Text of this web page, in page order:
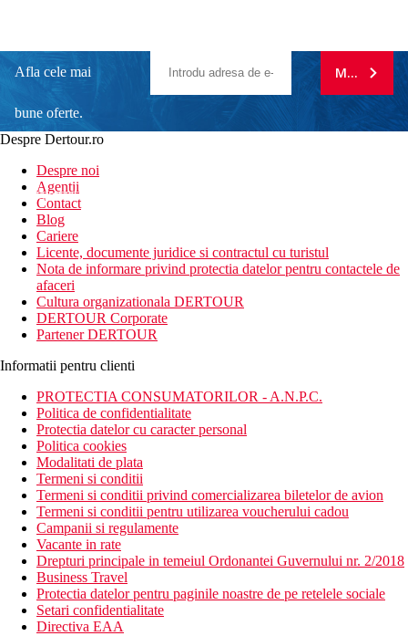
Afla cele mai
bune oferte.
newsletter!
MA
Despre Dertour.ro
Despre noi
Agentii
Contact
Blog
Cariere
Licente, documente juridice si contractul cu turistul
Nota de informare privind protectia datelor pentru contactele de
afaceri
Cultura organizationala DERTOUR
DERTOUR Corporate
Partener DERTOUR
Informatii pentru clienti
PROTECTIA CONSUMATORILOR - A.N.P.C.
Politica de confidentialitate
Protectia datelor cu caracter personal
Politica cookies
Modalitati de plata
Termeni si conditii
Termeni si conditii privind comercializarea biletelor de avion
Termeni si conditii pentru utilizarea voucherului cadou
Campanii si regulamente
Vacante in rate
Drepturi principale in temeiul Ordonantei Guvernului nr. 2/2018
Business Travel
Protectia datelor pentru paginile noastre de pe retelele sociale
Setari confidentialitate
Directiva EAA